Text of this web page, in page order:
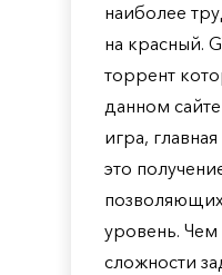
наиболее
на красный.
торрент
данном
игра,
это
уровень.
сложности